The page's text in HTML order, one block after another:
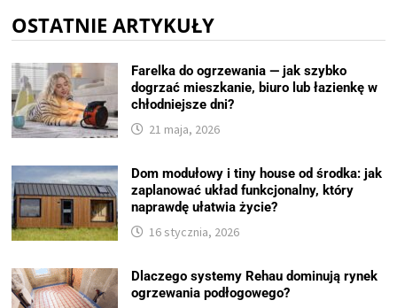
OSTATNIE ARTYKUŁY
Farelka do ogrzewania — jak szybko
dogrzać mieszkanie, biuro lub łazienkę w
chłodniejsze dni?
21 maja, 2026
Dom modułowy i tiny house od środka: jak
zaplanować układ funkcjonalny, który
naprawdę ułatwia życie?
16 stycznia, 2026
Dlaczego systemy Rehau dominują rynek
ogrzewania podłogowego?